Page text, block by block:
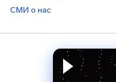
СМИ о нас